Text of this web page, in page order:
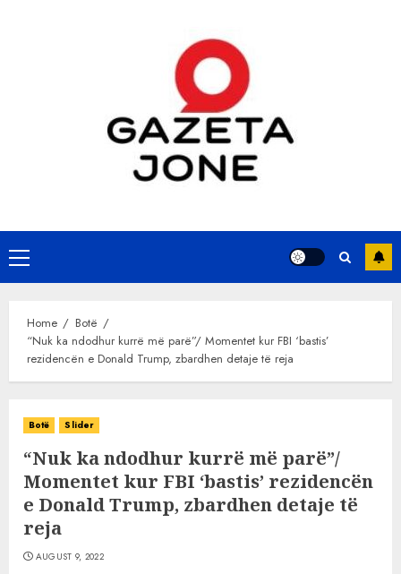
Primary
Menu
Home
Botë
“Nuk ka ndodhur kurrë më parë”/ Momentet kur FBI ‘bastis’
rezidencën e Donald Trump, zbardhen detaje të reja
Botë Slider
“Nuk ka ndodhur kurrë më parë”/
Momentet kur FBI ‘bastis’ rezidencën
e Donald Trump, zbardhen detaje të
reja
AUGUST 9, 2022